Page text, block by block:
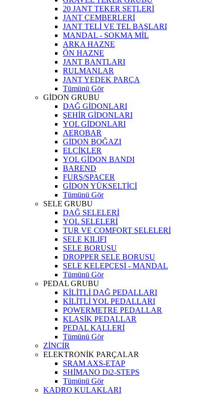
20 JANT TEKER SETLERİ
JANT ÇEMBERLERİ
JANT TELİ VE TEL BAŞLARI
MANDAL - SOKMA MİL
ARKA HAZNE
ÖN HAZNE
JANT BANTLARI
RULMANLAR
JANT YEDEK PARÇA
Tümünü Gör
GİDON GRUBU
DAĞ GİDONLARI
ŞEHİR GİDONLARI
YOL GİDONLARI
AEROBAR
GİDON BOĞAZI
ELCİKLER
YOL GİDON BANDI
BAREND
FURŞ/SPACER
GİDON YÜKSELTİCİ
Tümünü Gör
SELE GRUBU
DAĞ SELELERİ
YOL SELELERİ
TUR VE COMFORT SELELERİ
SELE KILIFI
SELE BORUSU
DROPPER SELE BORUSU
SELE KELEPÇESİ - MANDAL
Tümünü Gör
PEDAL GRUBU
KİLİTLİ DAĞ PEDALLARI
KİLİTLİ YOL PEDALLARI
POWERMETRE PEDALLAR
KLASİK PEDALLAR
PEDAL KALLERİ
Tümünü Gör
ZİNCİR
ELEKTRONİK PARÇALAR
SRAM AXS-ETAP
SHİMANO Di2-STEPS
Tümünü Gör
KADRO KULAKLARI